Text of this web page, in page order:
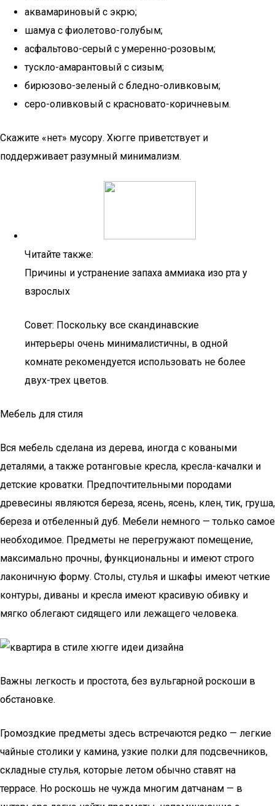
аквамариновый с экрю;
шамуа с фиолетово-голубым;
асфальтово-серый с умеренно-розовым;
тускло-амарантовый с сизым;
бирюзово-зеленый с бледно-оливковым;
серо-оливковый с красновато-коричневым.
Скажите «нет» мусору. Хюгге приветствует и
поддерживает разумный минимализм.
Читайте также:
Причины и устранение запаха аммиака изо рта у
взрослых
Совет: Поскольку все скандинавские
интерьеры очень минималистичны, в одной
комнате рекомендуется использовать не более
двух-трех цветов.
Мебель для стиля
Вся мебель сделана из дерева, иногда с коваными
деталями, а также ротанговые кресла, кресла-качалки и
детские кроватки. Предпочтительными породами
древесины являются береза, ясень, ясень, клен, тик, груша,
береза и отбеленный дуб. Мебели немного — только самое
необходимое. Предметы не перегружают помещение,
максимально прочны, функциональны и имеют строго
лаконичную форму. Столы, стулья и шкафы имеют четкие
контуры, диваны и кресла имеют красивую обивку и
мягко облегают сидящего или лежащего человека.
Важны легкость и простота, без вульгарной роскоши в
обстановке.
Громоздкие предметы здесь встречаются редко — легкие
чайные столики у камина, узкие полки для подсвечников,
складные стулья, которые летом обычно ставят на
террасе. Но роскошь не чужда многим датчанам — в